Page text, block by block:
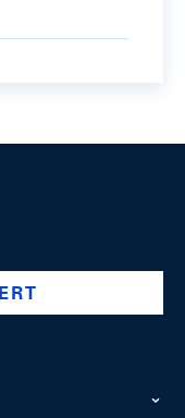
swiss-national-
@swissnationalbank